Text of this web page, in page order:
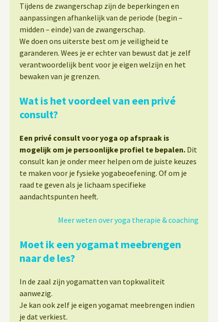
Tijdens de zwangerschap zijn de beperkingen en
aanpassingen afhankelijk van de periode (begin –
midden – einde) van de zwangerschap.
We doen ons uiterste best om je veiligheid te
garanderen. Wees je er echter van bewust dat je zelf
verantwoordelijk bent voor je eigen welzijn en het
bewaken van je grenzen.
Wat is het voordeel van een privé
consult?
Een privé consult voor yoga op afspraak is
mogelijk om je persoonlijke profiel te bepalen. Dit
consult kan je onder meer helpen om de juiste keuzes
te maken voor je fysieke yogabeoefening. Of om je
raad te geven als je lichaam specifieke
aandachtspunten heeft.
Meer weten over yoga therapie & coaching
Moet ik een yogamat meebrengen
naar de les?
In de zaal zijn yogamatten van topkwaliteit
aanwezig.
Je kan ook zelf je eigen yogamat meebrengen indien
je dat verkiest.